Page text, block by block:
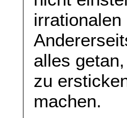
alles
zu
machen.